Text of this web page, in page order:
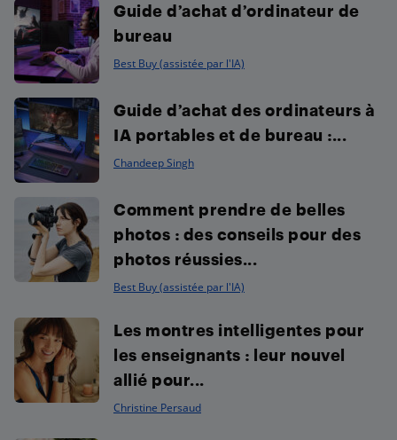
Guide d’achat d’ordinateur de
bureau
Best Buy (assistée par l'IA)
Guide d’achat des ordinateurs à
IA portables et de bureau :...
Chandeep Singh
Comment prendre de belles
photos : des conseils pour des
photos réussies...
Best Buy (assistée par l'IA)
Les montres intelligentes pour
les enseignants : leur nouvel
allié pour...
Christine Persaud